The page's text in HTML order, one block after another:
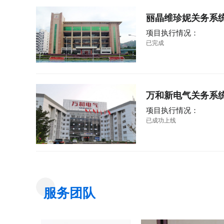
丽晶维珍妮关务系
项目执行情况：
已完成
万和新电气关务系
项目执行情况：
已成功上线
服务团队